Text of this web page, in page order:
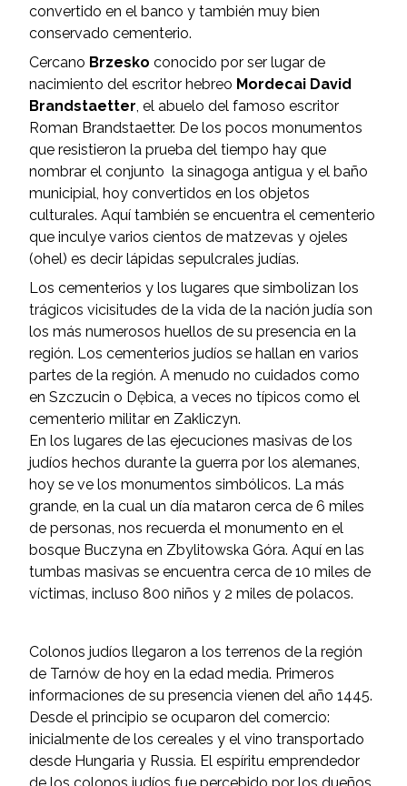
convertido en el banco y también muy bien
conservado cementerio.
Cercano Brzesko conocido por ser lugar de
nacimiento del escritor hebreo Mordecai David
Brandstaetter , el abuelo del famoso escritor
Roman Brandstaetter. De los pocos monumentos
que resistieron la prueba del tiempo hay que
nombrar el conjunto la sinagoga antigua y el baño
municipial, hoy convertidos en los objetos
culturales. Aquí también se encuentra el cementerio
que inculye varios cientos de matzevas y ojeles
(ohel) es decir lápidas sepulcrales judías.
Los cementerios y los lugares que simbolizan los
trágicos vicisitudes de la vida de la nación judía son
los más numerosos huellos de su presencia en la
región. Los cementerios judíos se hallan en varios
partes de la región. A menudo no cuidados como
en Szczucin o Dębica, a veces no típicos como el
cementerio militar en Zakliczyn.
En los lugares de las ejecuciones masivas de los
judíos hechos durante la guerra por los alemanes,
hoy se ve los monumentos simbólicos. La más
grande, en la cual un día mataron cerca de 6 miles
de personas, nos recuerda el monumento en el
bosque Buczyna en Zbylitowska Góra. Aquí en las
tumbas masivas se encuentra cerca de 10 miles de
víctimas, incluso 800 niños y 2 miles de polacos.
Colonos judíos llegaron a los terrenos de la región
de Tarnów de hoy en la edad media. Primeros
informaciones de su presencia vienen del año 1445.
Desde el principio se ocuparon del comercio:
inicialmente de los cereales y el vino transportado
desde Hungaria y Russia. El espíritu emprendedor
de los colonos judíos fue percebido por los dueños